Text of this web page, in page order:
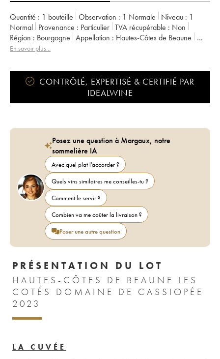
Quantité : 1 bouteille Observation : 1 Normale Niveau : 1
Normal
Provenance : particulier TVA récupérable :
non
Région :
Bourgogne Appellation :
Hautes-Côtes de Beaune
Propriétaire :
En savoir plus...
CONTRÔLÉ, EXPERTISÉ & CERTIFIÉ PAR
IDEALWINE
Posez une question à Margaux, notre
sommelière IA
Avec quel plat l'accorder ?
Quels vins similaires me conseilles-tu ?
Comment le servir ?
Combien va me coûter la livraison ?
Poser une autre question
PRÉSENTATION DU LOT
HAUTES-CÔTES DE BEAUNE LES
COTÉS DOMAINE DE CASSIOPÉE
2023
LA CUVÉE